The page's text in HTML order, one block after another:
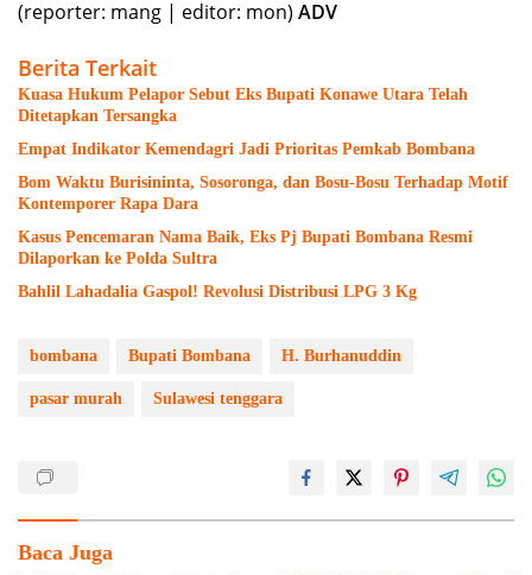
(reporter: mang | editor: mon) ADV
Berita Terkait
Kuasa Hukum Pelapor Sebut Eks Bupati Konawe Utara Telah
Ditetapkan Tersangka
Empat Indikator Kemendagri Jadi Prioritas Pemkab Bombana
Bom Waktu Burisininta, Sosoronga, dan Bosu-Bosu Terhadap Motif
Kontemporer Rapa Dara
Kasus Pencemaran Nama Baik, Eks Pj Bupati Bombana Resmi
Dilaporkan ke Polda Sultra
Bahlil Lahadalia Gaspol! Revolusi Distribusi LPG 3 Kg
bombana Bupati Bombana H. Burhanuddin
pasar murah Sulawesi tenggara
Baca Juga